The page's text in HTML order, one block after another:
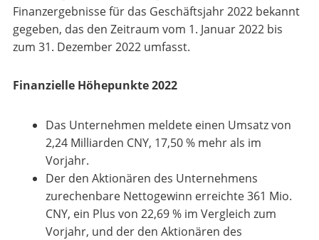
Finanzergebnisse für das Geschäftsjahr 2022 bekannt
gegeben, das den Zeitraum vom 1. Januar 2022 bis
zum 31. Dezember 2022 umfasst.
Finanzielle Höhepunkte 2022
Das Unternehmen meldete einen Umsatz von
2,24 Milliarden CNY, 17,50 % mehr als im
Vorjahr.
Der den Aktionären des Unternehmens
zurechenbare Nettogewinn erreichte 361 Mio.
CNY, ein Plus von 22,69 % im Vergleich zum
Vorjahr, und der den Aktionären des